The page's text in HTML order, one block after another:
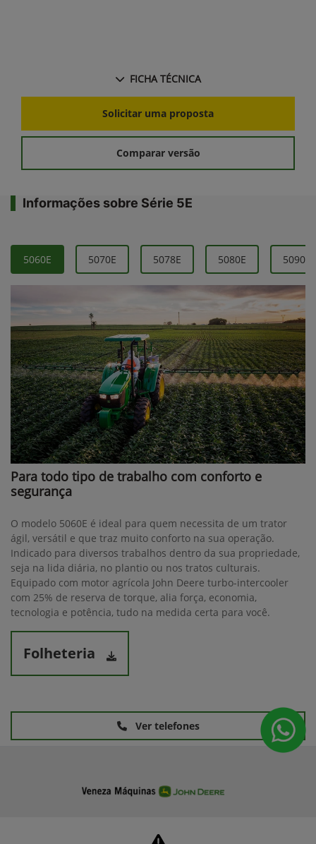
FICHA TÉCNICA
Solicitar uma proposta
Comparar versão
Informações sobre Série 5E
5060E 5070E 5078E 5080E 5090E
Para todo tipo de trabalho com conforto e
segurança
O modelo 5060E é ideal para quem necessita de um trator
ágil, versátil e que traz muito conforto na sua operação.
Indicado para diversos trabalhos dentro da sua propriedade,
seja na lida diária, no plantio ou nos tratos culturais.
Equipado com motor agrícola John Deere turbo-intercooler
com 25% de reserva de torque, alia força, economia,
tecnologia e potência, tudo na medida certa para você.
Folheteria
Ver telefones